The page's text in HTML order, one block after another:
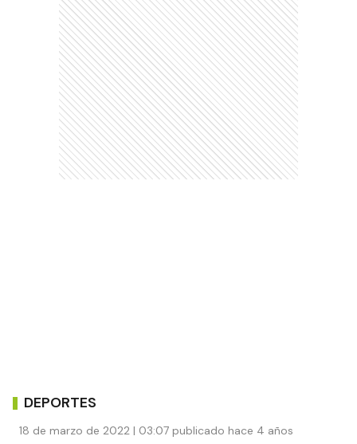
DEPORTES
18 de marzo de 2022 | 03:07 publicado hace 4 años